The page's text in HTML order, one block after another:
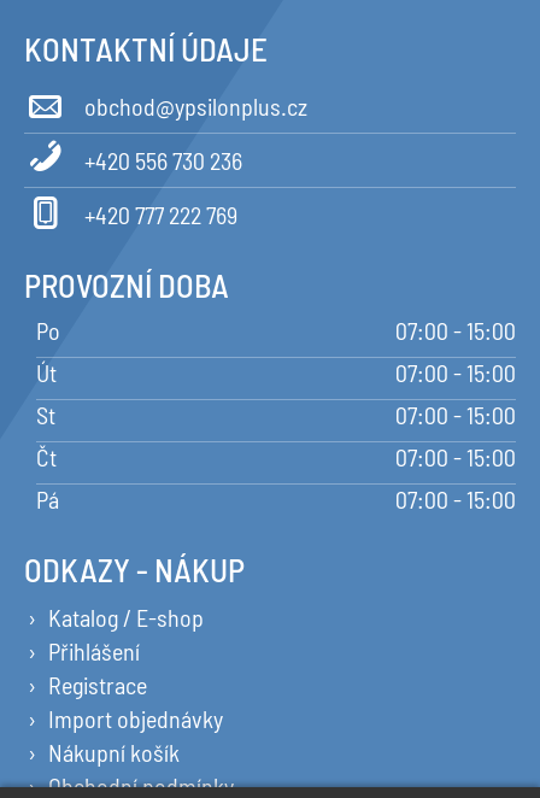
KONTAKTNÍ ÚDAJE
obchod@ypsilonplus.cz
+420 556 730 236
+420 777 222 769
PROVOZNÍ DOBA
Po
07:00 - 15:00
Út
07:00 - 15:00
St
07:00 - 15:00
Čt
07:00 - 15:00
Pá
07:00 - 15:00
ODKAZY - NÁKUP
Katalog / E-shop
Přihlášení
Registrace
Import objednávky
Nákupní košík
Obchodní podmínky